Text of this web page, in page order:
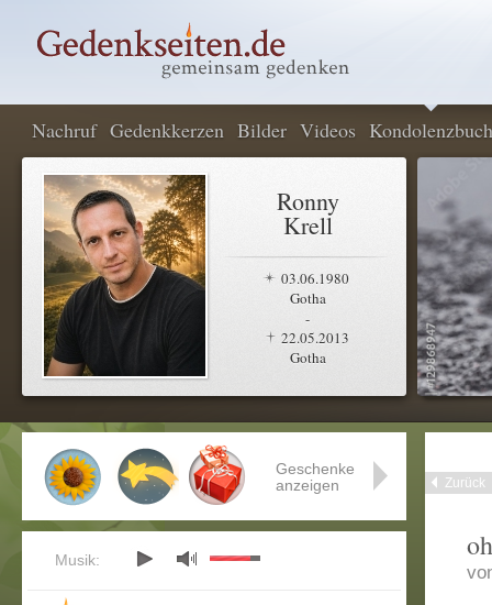
Nachruf Gedenkkerzen Bilder Videos Kondolenzbuch
Ronny
Krell
03.06.1980
Gotha
-
22.05.2013
Gotha
Zurück
Geschenke
anzeigen
Musik: